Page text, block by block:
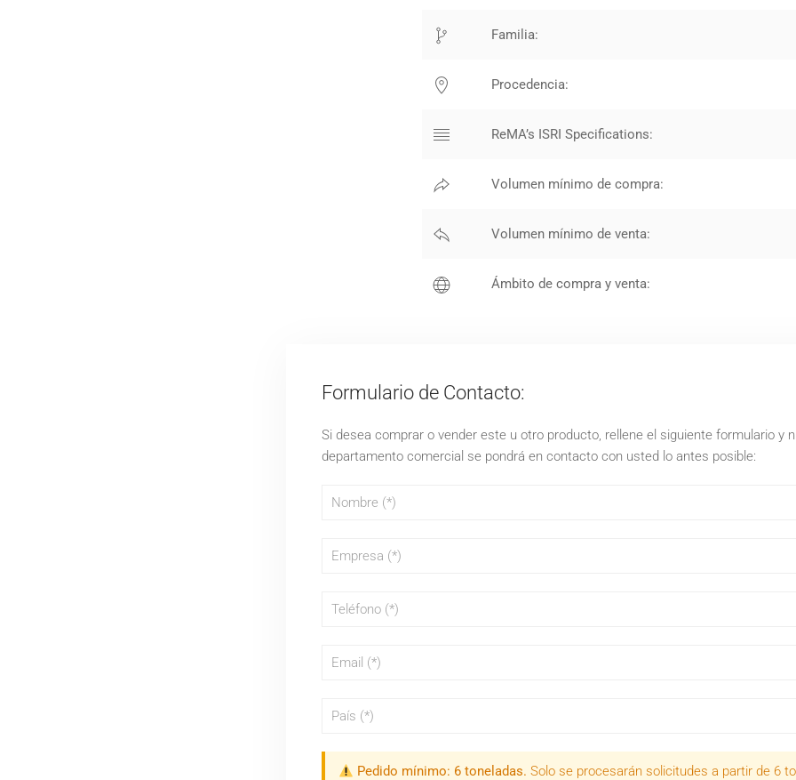
Familia:
Procedencia:
ReMA’s ISRI Specifications:
Volumen mínimo de compra:
Volumen mínimo de venta:
Ámbito de compra y venta:
Formulario de Contacto:
Si desea comprar o vender este u otro producto, rellene el siguiente formulario y
departamento comercial se pondrá en contacto con usted lo antes posible:
Pedido mínimo: 6 toneladas. Solo se procesarán solicitudes a partir de 6